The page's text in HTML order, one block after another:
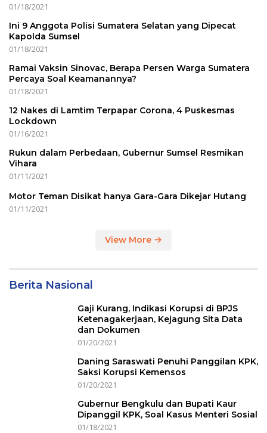
01/18/2021
Ini 9 Anggota Polisi Sumatera Selatan yang Dipecat
Kapolda Sumsel
01/18/2021
Ramai Vaksin Sinovac, Berapa Persen Warga Sumatera
Percaya Soal Keamanannya?
01/18/2021
12 Nakes di Lamtim Terpapar Corona, 4 Puskesmas
Lockdown
01/16/2021
Rukun dalam Perbedaan, Gubernur Sumsel Resmikan
Vihara
01/11/2021
Motor Teman Disikat hanya Gara-Gara Dikejar Hutang
01/11/2021
View More
Berita Nasional
Gaji Kurang, Indikasi Korupsi di BPJS
Ketenagakerjaan, Kejagung Sita Data
dan Dokumen
01/20/2021
Daning Saraswati Penuhi Panggilan KPK,
Saksi Korupsi Kemensos
01/20/2021
Gubernur Bengkulu dan Bupati Kaur
Dipanggil KPK, Soal Kasus Menteri Sosial
01/18/2021